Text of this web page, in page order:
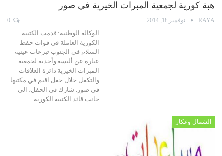
هبة كورية لجمعية المبرات الخيرية في صور
RAYA نوفمبر 18, 2014
الوكالة الوطنية: قدمت الكتيبة
الكورية العاملة في قوات حفظ
السلام في الجنوب تبرعات عينية
عبارة عن ألبسة وأحذية لجمعية
المبرات الخيرية دائرة العلاقات
والتكفل خلال حفل اقيم في مكتبها
في صور. شارك في الحفل، الى
جانب قائد الكتيبة الكورية…
الشمال وعكار